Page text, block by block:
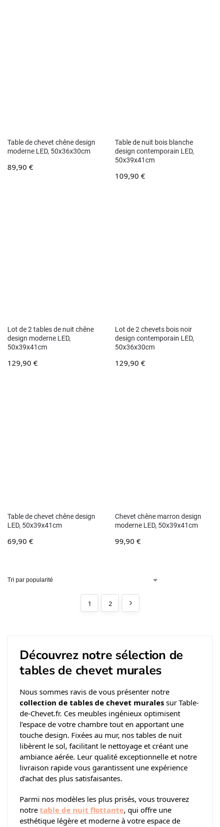
Table de chevet chêne design
moderne LED, 50x36x30cm
89,90 €
Table de nuit bois blanche
design contemporain LED,
50x39x41cm
109,90 €
Lot de 2 tables de nuit chêne
design moderne LED,
50x39x41cm
129,90 €
Lot de 2 chevets bois noir
design contemporain LED,
50x36x30cm
129,90 €
Table de chevet chêne design
LED, 50x39x41cm
69,90 €
Chevet chêne marron design
moderne LED, 50x39x41cm
99,90 €
1 2
Découvrez notre sélection de
tables de chevet murales
Nous sommes ravis de vous présenter notre
collection de tables de chevet murales sur Table-
de-Chevet.fr. Ces meubles ingénieux optimisent
l’espace de votre chambre tout en apportant une
touche design. Fixées au mur, nos tables de nuit
libèrent le sol, facilitant le nettoyage et créant une
ambiance aérée. Leur qualité exceptionnelle et notre
livraison rapide vous garantissent une expérience
d’achat des plus satisfaisantes.
Parmi nos modèles les plus prisés, vous trouverez
notre table de nuit flottante, qui offre une
esthétique légère et moderne à votre espace de